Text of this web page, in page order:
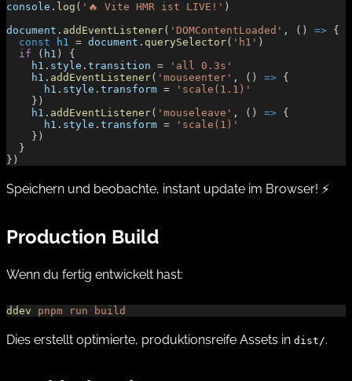
console . log ( '🔥 Vite HMR ist LIVE!' )
document . addEventListener( 'DOMContentLoaded' , () => {
  const
h1 = document . querySelector( 'h1' )
  if
( h1 ) {
    h1
. style . transition =
'all 0.3s'
    h1
. addEventListener( 'mouseenter' , () => {
      h1
. style . transform =
'scale(1.1)'
    })
    h1
. addEventListener( 'mouseleave' , () => {
      h1
. style . transform =
'scale(1)'
    })
  }
})
Speichern und beobachte, instant update im Browser! ⚡
Production Build
Wenn du fertig entwickelt hast:
ddev pnpm run build
Dies erstellt optimierte, produktionsreife Assets in dist/.